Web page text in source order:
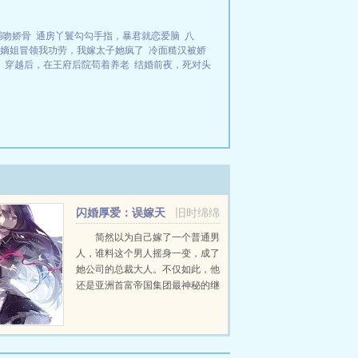
吻娇骨 通房丫鬟勾勾手指，暴君就恋爱脑 八
嫡姐冒领我功劳，我嫁太子她疯了 冷面糙汉被娇
穿越后，在王府后院苟着养老 结婚前夜，死对头
旧时绵绵
闪婚厚爱：误嫁天
价老公简然以为自己嫁了一个普通男
人，谁料这个男人摇身一变，成了
她公司的总裁大人。不仅如此，他
还是亚洲首富帝国集团最神秘的继
一头披着羊皮的狼，把她啃得连骨